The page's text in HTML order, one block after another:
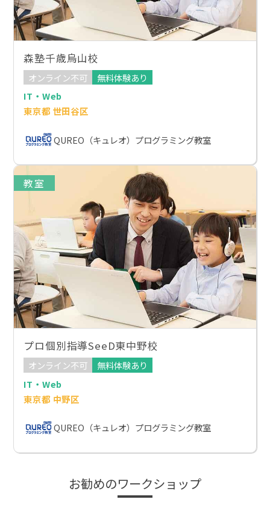
森塾千歳烏山校
オンライン不可
無料体験あり
IT・Web
東京都 世田谷区
QUREO（キュレオ）プログラミング教室
教室
プロ個別指導SeeD東中野校
オンライン不可
無料体験あり
IT・Web
東京都 中野区
QUREO（キュレオ）プログラミング教室
お勧めのワークショップ